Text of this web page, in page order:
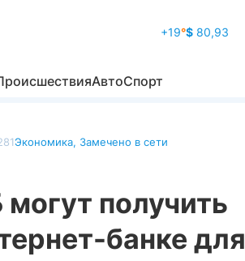
+19°$ 80,93
АвтоСпорт
Экономика, Замечено в сети
получить
банке для